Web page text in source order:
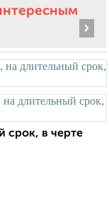
›
срок, в черте